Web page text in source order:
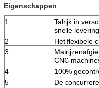
Eigenschappen
1
Talrijk in
snelle levering.
2
Het flexibele
3
CNC
4
100%
5
De